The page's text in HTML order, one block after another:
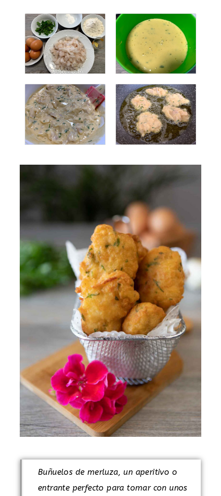
Buñuelos de merluza, un aperitivo o
entrante perfecto para tomar con unos